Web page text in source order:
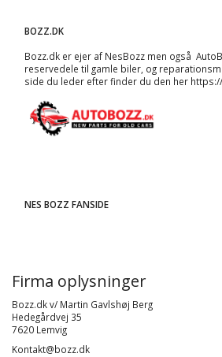
BOZZ.DK
Bozz.dk er ejer af NesBozz men også
reservedele til gamle biler, og
side du leder efter finder du den her
NES BOZZ FANSIDE
Firma oplysninger
Bozz.dk v/ Martin Gavlshøj Berg
Hedegårdvej 35
7620 Lemvig
Kontakt@bozz.dk